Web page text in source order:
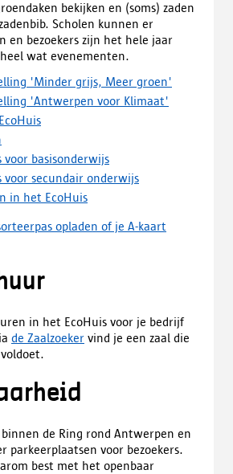
bekijken en (soms) zaden
Scholen kunnen er
en bezoekers zijn het hele jaar
wat evenementen.
'Minder grijs, Meer groen'
'Antwerpen voor Klimaat'
voor basisonderwijs
voor secundair onderwijs
in het EcoHuis
opladen of je A-kaart
in het EcoHuis voor je bedrijf
de Zaalzoeker vind je een zaal die
de Ring rond Antwerpen en
parkeerplaatsen voor bezoekers.
best met het openbaar